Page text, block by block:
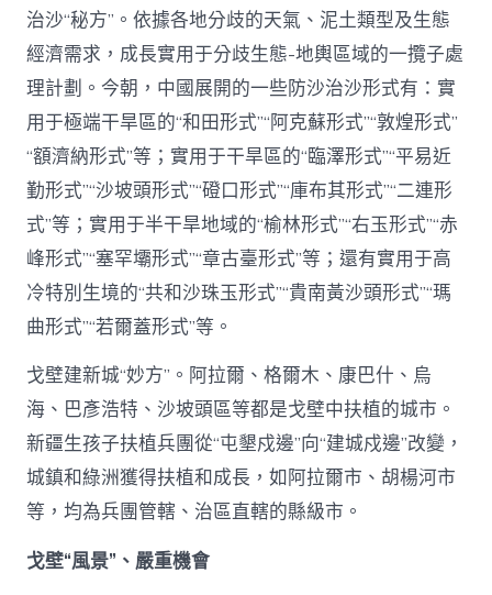
治沙“秘方”。依據各地分歧的天氣、泥土類型及生態
經濟需求，成長實用于分歧生態-地輿區域的一攬子處
理計劃。今朝，中國展開的一些防沙治沙形式有：實
用于極端干旱區的“和田形式”“阿克蘇形式”“敦煌形式”
“額濟納形式”等；實用于干旱區的“臨澤形式”“平易近
勤形式”“沙坡頭形式”“磴口形式”“庫布其形式”“二連形
式”等；實用于半干旱地域的“榆林形式”“右玉形式”“赤
峰形式”“塞罕壩形式”“章古臺形式”等；還有實用于高
冷特別生境的“共和沙珠玉形式”“貴南黃沙頭形式”“瑪
曲形式”“若爾蓋形式”等。
戈壁建新城“妙方”。阿拉爾、格爾木、康巴什、烏
海、巴彥浩特、沙坡頭區等都是戈壁中扶植的城市。
新疆生孩子扶植兵團從“屯墾戍邊”向“建城戍邊”改變，
城鎮和綠洲獲得扶植和成長，如阿拉爾市、胡楊河市
等，均為兵團管轄、治區直轄的縣級市。
戈壁“風景”、嚴重機會